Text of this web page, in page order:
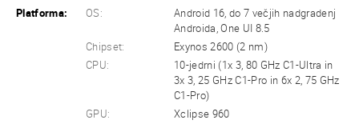
Platforma: OS:
Android 16, do 7 večjih nadgradenj
Androida, One UI 8.5
Chipset:
Exynos 2600 (2 nm)
CPU:
10-jedrni (1x 3, 80 GHz C1-Ultra in
3x 3, 25 GHz C1-Pro in 6x 2, 75 GHz
C1-Pro)
GPU:
Xclipse 960